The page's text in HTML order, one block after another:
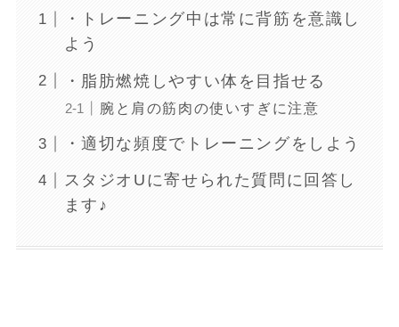
・トレーニング中は常に背筋を意識し
よう
・脂肪燃焼しやすい体を目指せる
腕と肩の筋肉の使いすぎに注意
・適切な頻度でトレーニングをしよう
スタジオUに寄せられた質問に回答し
ます♪